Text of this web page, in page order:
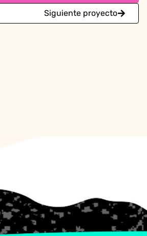
Siguiente proyecto